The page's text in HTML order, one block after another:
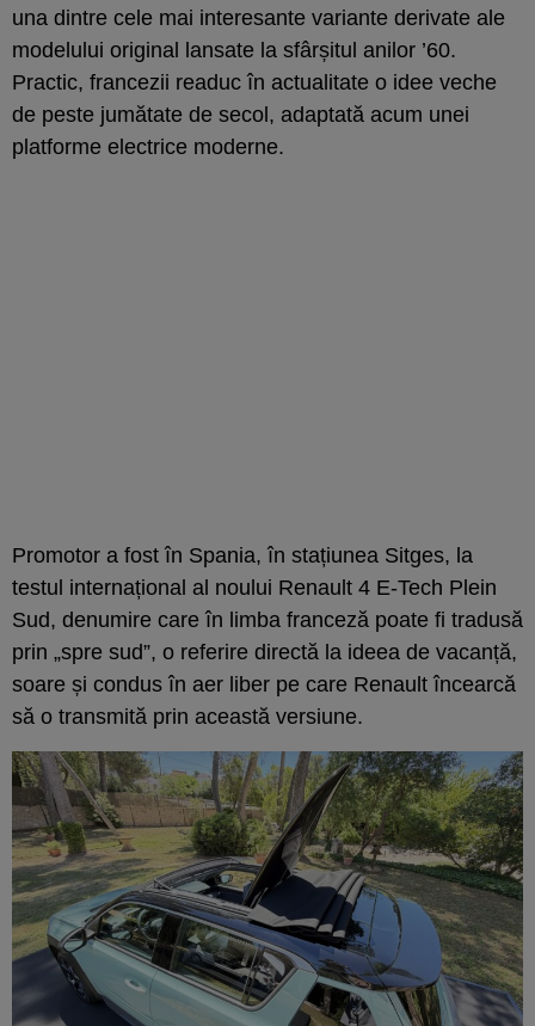
una dintre cele mai interesante variante derivate ale
modelului original lansate la sfârșitul anilor ’60.
Practic, francezii readuc în actualitate o idee veche
de peste jumătate de secol, adaptată acum unei
platforme electrice moderne.
Promotor a fost în Spania, în stațiunea Sitges, la
testul internațional al noului Renault 4 E-Tech Plein
Sud, denumire care în limba franceză poate fi tradusă
prin „spre sud”, o referire directă la ideea de vacanță,
soare și condus în aer liber pe care Renault încearcă
să o transmită prin această versiune.